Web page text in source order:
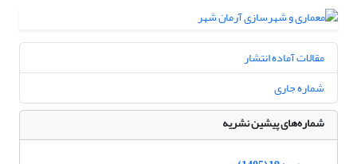
مقالات آماده انتشار
شماره جاری
شماره‌های پیشین نشریه